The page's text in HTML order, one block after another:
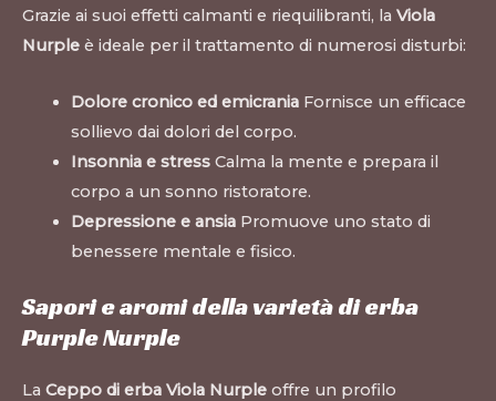
Grazie ai suoi effetti calmanti e riequilibranti, la Viola
Nurple è ideale per il trattamento di numerosi disturbi:
Dolore cronico ed emicraniaFornisce un efficace
sollievo dai dolori del corpo.
Insonnia e stressCalma la mente e prepara il
corpo a un sonno ristoratore.
Depressione e ansiaPromuove uno stato di
benessere mentale e fisico.
Sapori e aromi della varietà di erba
Purple Nurple
La Ceppo di erba Viola Nurple offre un profilo